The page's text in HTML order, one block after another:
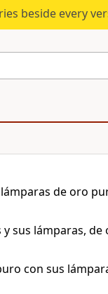
beside every
de oro
sus lámparas,
con sus